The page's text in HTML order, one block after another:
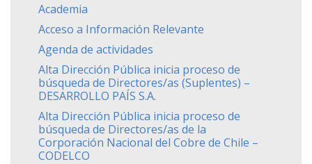
Academia
Acceso a Información Relevante
Agenda de actividades
Alta Dirección Pública inicia proceso de
búsqueda de Directores/as (Suplentes) –
DESARROLLO PAÍS S.A.
Alta Dirección Pública inicia proceso de
búsqueda de Directores/as de la
Corporación Nacional del Cobre de Chile –
CODELCO